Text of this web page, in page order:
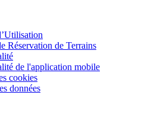
Réservation de Terrains
de l'application mobile
cookies
données